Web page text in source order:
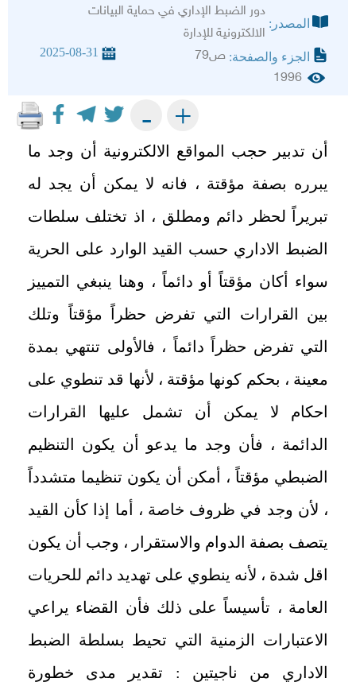
المصدر:
دور الضبط الإداري في حماية البيانات
الالكترونية للإدارة
الجزء والصفحة: ص79 2025-08-31
1996
+
-
أن تدبير حجب المواقع الالكترونية أن وجد ما
يبرره بصفة مؤقتة ، فانه لا يمكن أن يجد له
تبريراً لحظر دائم ومطلق ، اذ تختلف سلطات
الضبط الاداري حسب القيد الوارد على الحرية
سواء أكان مؤقتاً أو دائماً ، وهنا ينبغي التمييز
بين القرارات التي تفرض حظراً مؤقتاً وتلك
التي تفرض حظراً دائماً ، فالأولى تنتهي بمدة
معينة ، بحكم كونها مؤقتة ، لأنها قد تنطوي على
احكام لا يمكن أن تشمل عليها القرارات
الدائمة ، فأن وجد ما يدعو أن يكون التنظيم
الضبطي مؤقتاً ، أمكن أن يكون تنظيما متشدداً
، لأن وجد في ظروف خاصة ، أما إذا كأن القيد
يتصف بصفة الدوام والاستقرار ، وجب أن يكون
اقل شدة ، لأنه ينطوي على تهديد دائم للحريات
العامة ، تأسيساً على ذلك فأن القضاء يراعي
الاعتبارات الزمنية التي تحيط بسلطة الضبط
الاداري من ناجيتين : تقدير مدى خطورة